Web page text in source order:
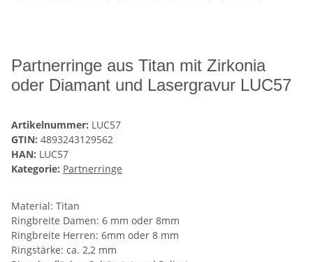
Partnerringe aus Titan mit Zirkonia
oder Diamant und Lasergravur LUC57
Artikelnummer: LUC57
GTIN: 4893243129562
HAN: LUC57
Kategorie: Partnerringe
Material: Titan
Ringbreite Damen: 6 mm oder 8mm
Ringbreite Herren: 6mm oder 8 mm
Ringstärke: ca. 2,2 mm